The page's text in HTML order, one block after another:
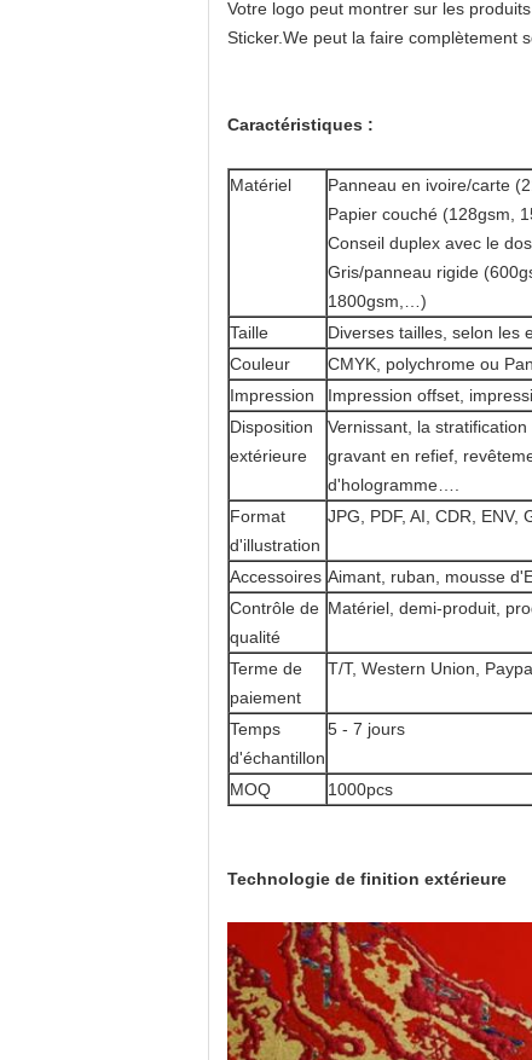
Votre logo peut montrer sur les
Sticker.We peut la faire complètement
Caractéristiques :
Matériel
Panneau en ivoire/carte
Papier couché (128gsm,
Conseil duplex avec le
Gris/panneau rigide
1800gsm,…)
Taille
Diverses tailles, selon les
Couleur
CMYK, polychrome ou
Impression
Impression offset,
Disposition
extérieure
Vernissant, la
gravant en refief,
d'hologramme….
Format
d'illustration
JPG, PDF, AI, CDR, ENV,
Accessoires Aimant, ruban, mousse
Contrôle de
qualité
Matériel, demi-produit,
Terme de
paiement
T/T, Western Union,
Temps
d'échantillon
5 - 7 jours
MOQ 1000pcs
Technologie de finition extérieure